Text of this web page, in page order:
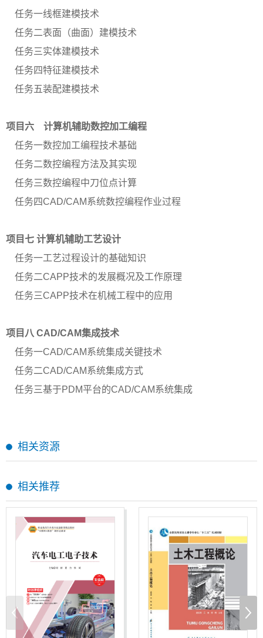
任务一线框建模技术
任务二表面（曲面）建模技术
任务三实体建模技术
任务四特征建模技术
任务五装配建模技术
项目六 计算机辅助数控加工编程
任务一数控加工编程技术基础
任务二数控编程方法及其实现
任务三数控编程中刀位点计算
任务四CAD/CAM系统数控编程作业过程
项目七 计算机辅助工艺设计
任务一工艺过程设计的基础知识
任务二CAPP技术的发展概况及工作原理
任务三CAPP技术在机械工程中的应用
项目八 CAD/CAM集成技术
任务一CAD/CAM系统集成关键技术
任务二CAD/CAM系统集成方式
任务三基于PDM平台的CAD/CAM系统集成
相关资源
相关推荐